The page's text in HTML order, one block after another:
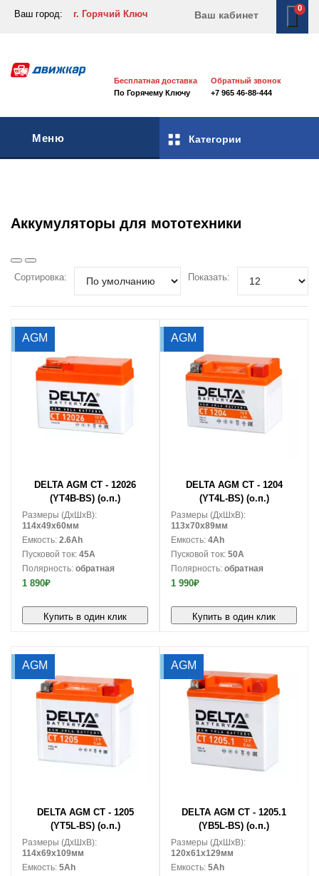
Ваш город: г. Горячий Ключ Ваш кабинет
0
Бесплатная доставка
По Горячему Ключу
Обратный звонок
+7 965 46-88-444
Меню Категории
Аккумуляторы для мототехники
Сортировка: Показать:
AGM
DELTA AGM CT - 12026
(YT4B-BS) (о.п.)
Размеры (ДxШxВ):
114x49x60мм
Емкость: 2.6Ah
Пусковой ток: 45A
Полярность: обратная
1 890₽
Купить в один клик
AGM
DELTA AGM CT - 1204
(YT4L-BS) (о.п.)
Размеры (ДxШxВ):
113x70x89мм
Емкость: 4Ah
Пусковой ток: 50A
Полярность: обратная
1 990₽
Купить в один клик
AGM
DELTA AGM CT - 1205
(YT5L-BS) (о.п.)
Размеры (ДxШxВ):
114x69x109мм
Емкость: 5Ah
AGM
DELTA AGM CT - 1205.1
(YВ5L-BS) (о.п.)
Размеры (ДxШxВ):
120x61x129мм
Емкость: 5Ah